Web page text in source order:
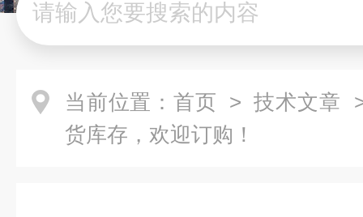
当前位置： 首页 > 技术文章
货库存，欢迎订购！